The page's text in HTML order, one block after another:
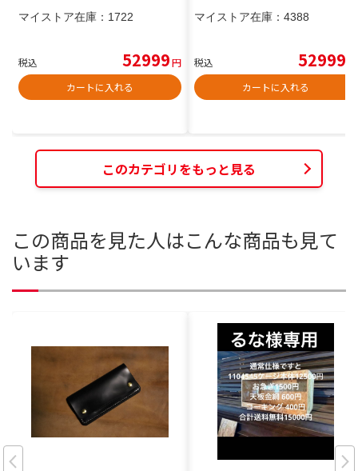
マイストア在庫： 1722
税込 52999円
カートに入れる
マイストア在庫： 4388
税込 52999
カートに入れる
このカテゴリをもっと見る
この商品を見た人はこんな商品も見て
います